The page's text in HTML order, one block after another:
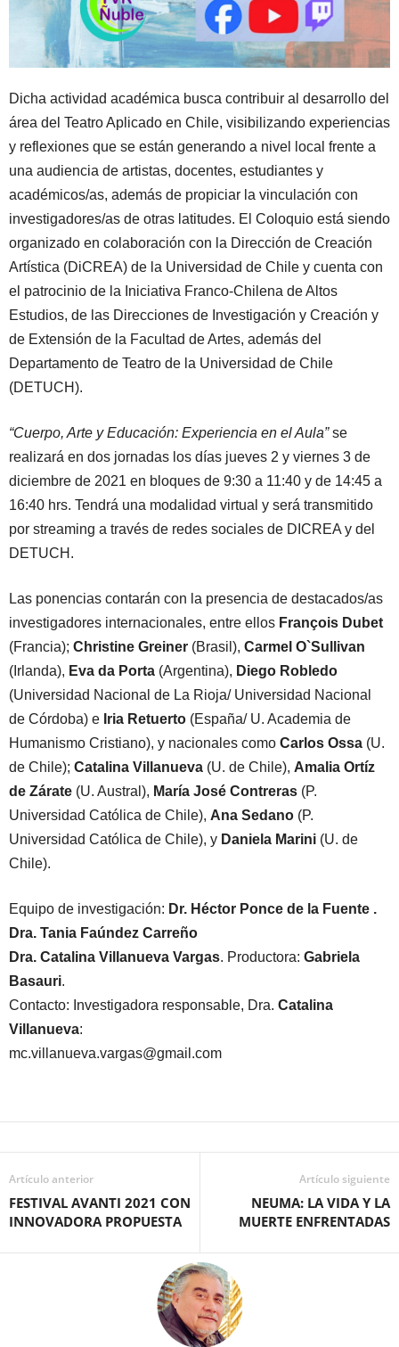
Dicha actividad académica busca contribuir al desarrollo del
área del Teatro Aplicado en Chile, visibilizando experiencias
y reflexiones que se están generando a nivel local frente a
una audiencia de artistas, docentes, estudiantes y
académicos/as, además de propiciar la vinculación con
investigadores/as de otras latitudes. El Coloquio está siendo
organizado en colaboración con la Dirección de Creación
Artística (DiCREA) de la Universidad de Chile y cuenta con
el patrocinio de la Iniciativa Franco-Chilena de Altos
Estudios, de las Direcciones de Investigación y Creación y
de Extensión de la Facultad de Artes, además del
Departamento de Teatro de la Universidad de Chile
(DETUCH).
“Cuerpo, Arte y Educación: Experiencia en el Aula”se
realizará en dos jornadas los días jueves 2 y viernes 3 de
diciembre de 2021 en bloques de 9:30 a 11:40 y de 14:45 a
16:40 hrs. Tendrá una modalidad virtual y será transmitido
por streaming a través de redes sociales de DICREA y del
DETUCH.
Las ponencias contarán con la presencia de destacados/as
investigadores internacionales, entre ellos François Dubet
(Francia); Christine Greiner (Brasil), Carmel O`Sullivan
(Irlanda), Eva da Porta (Argentina), Diego Robledo
(Universidad Nacional de La Rioja/ Universidad Nacional
de Córdoba) e Iria Retuerto (España/ U. Academia de
Humanismo Cristiano), y nacionales como Carlos Ossa (U.
de Chile); Catalina Villanueva (U. de Chile), Amalia Ortíz
de Zárate (U. Austral), María José Contreras (P.
Universidad Católica de Chile), Ana Sedano (P.
Universidad Católica de Chile), y Daniela Marini (U. de
Chile).
Equipo de investigación: Dr. Héctor Ponce de la Fuente .
Dra. Tania Faúndez Carreño
Dra. Catalina Villanueva Vargas. Productora: Gabriela
Basauri.
Contacto: Investigadora responsable, Dra. Catalina
Villanueva:
mc.villanueva.vargas@gmail.com
Artículo anterior
FESTIVAL AVANTI 2021 CON
INNOVADORA PROPUESTA
Artículo siguiente
NEUMA: LA VIDA Y LA
MUERTE ENFRENTADAS